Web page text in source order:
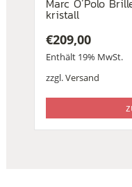
Marc O´Polo
kristall
€209,00
Enthält 19% MwSt.
zzgl.Versand